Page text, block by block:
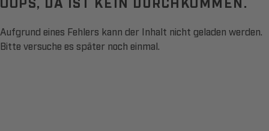
Aufgrund eines Fehlers kann der Inhalt nicht geladen werden.
Bitte versuche es später noch einmal.